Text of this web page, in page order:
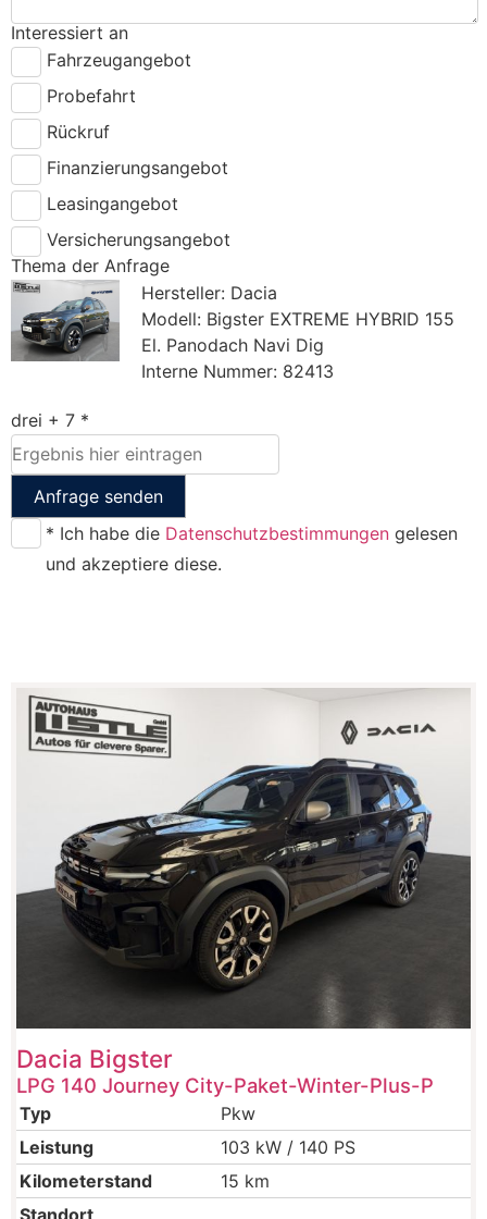
Interessiert an
Fahrzeugangebot
Probefahrt
Rückruf
Finanzierungsangebot
Leasingangebot
Versicherungsangebot
Thema der Anfrage
Hersteller: Dacia
Modell: Bigster EXTREME HYBRID 155
El. Panodach Navi Dig
Interne Nummer: 82413
drei + 7 *
Anfrage senden
* Ich habe die Datenschutzbestimmungen gelesen
und akzeptiere diese.
Dacia Bigster
LPG 140 Journey City-Paket-Winter-Plus-P
Typ
Pkw
Leistung
103 kW / 140 PS
Kilometerstand
15 km